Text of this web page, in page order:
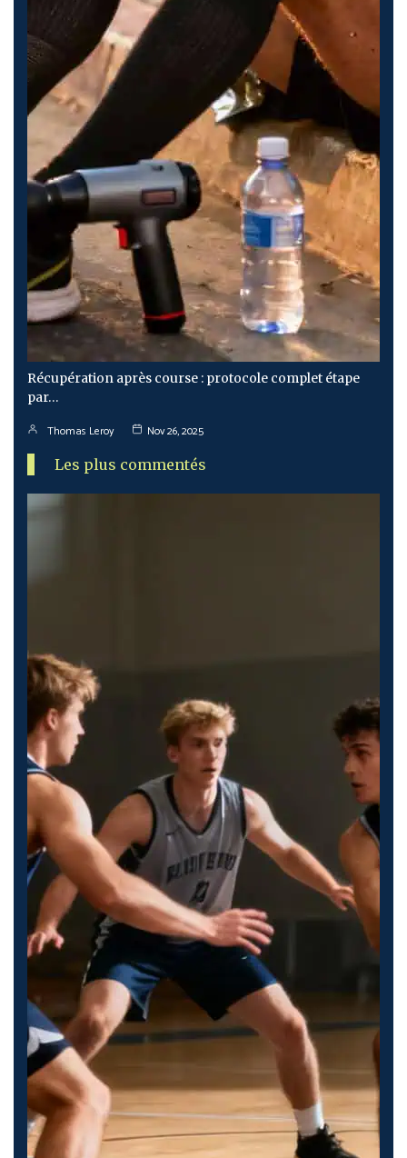
Récupération après course : protocole complet étape
par…
Thomas Leroy Nov 26, 2025
Les plus commentés